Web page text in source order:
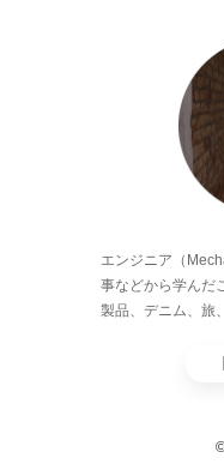
エンジニア（
事などから学んだ
製品、デニム、旅